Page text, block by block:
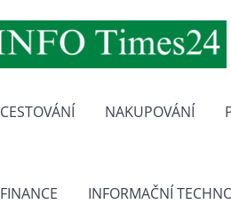
CESTOVÁNÍ NAKUPOVÁNÍ
FINANCE INFORMAČNÍ